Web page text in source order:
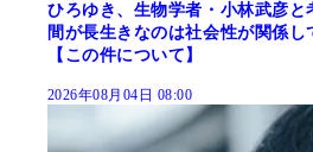
ひろゆき、生物学者・小林武彦
間が長生きなのは社会性が関係し
【この件について】
2026年08月04日 08:00